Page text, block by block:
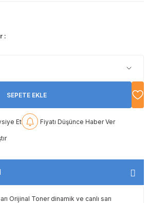
:
SEPETE EKLE
Et Fiyatı Düşünce Haber Ver
Orijinal Toner dinamik ve canlı sarı